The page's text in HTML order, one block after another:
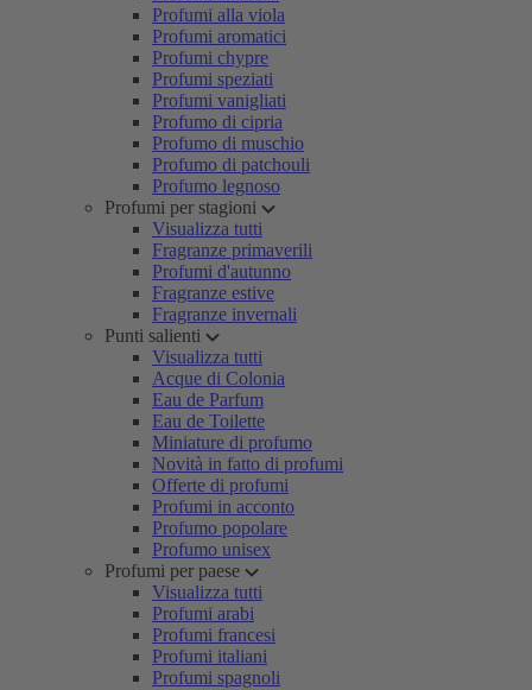
Profumi alla viola
Profumi aromatici
Profumi chypre
Profumi speziati
Profumi vanigliati
Profumo di cipria
Profumo di muschio
Profumo di patchouli
Profumo legnoso
Profumi per stagioni
Visualizza tutti
Fragranze primaverili
Profumi d'autunno
Fragranze estive
Fragranze invernali
Punti salienti
Visualizza tutti
Acque di Colonia
Eau de Parfum
Eau de Toilette
Miniature di profumo
Novità in fatto di profumi
Offerte di profumi
Profumi in acconto
Profumo popolare
Profumo unisex
Profumi per paese
Visualizza tutti
Profumi arabi
Profumi francesi
Profumi italiani
Profumi spagnoli